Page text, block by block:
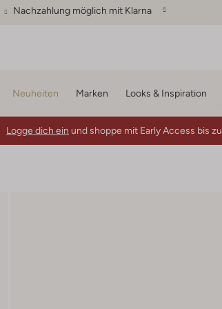
Nachzahlung möglich mit Klarna
Neuheiten Marken Looks & Inspiration
Logge dich ein und shoppe mit Early Access bis zu